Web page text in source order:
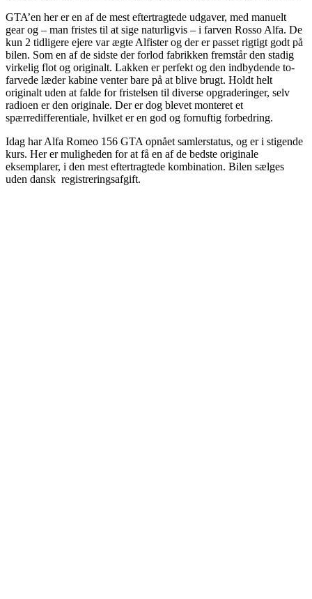
GTA’en her er en af de mest eftertragtede udgaver, med manuelt
gear og – man fristes til at sige naturligvis – i farven Rosso Alfa. De
kun 2 tidligere ejere var ægte Alfister og der er passet rigtigt godt på
bilen. Som en af de sidste der forlod fabrikken fremstår den stadig
virkelig flot og originalt. Lakken er perfekt og den indbydende to-
farvede læder kabine venter bare på at blive brugt. Holdt helt
originalt uden at falde for fristelsen til diverse opgraderinger, selv
radioen er den originale. Der er dog blevet monteret et
spærredifferentiale, hvilket er en god og fornuftig forbedring.
Idag har Alfa Romeo 156 GTA opnået samlerstatus, og er i stigende
kurs. Her er muligheden for at få en af de bedste originale
eksemplarer, i den mest eftertragtede kombination. Bilen sælges
uden dansk registreringsafgift.